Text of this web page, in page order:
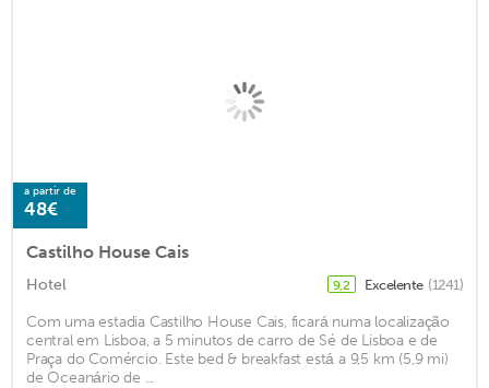
a partir de
48€
Castilho House Cais
Hotel 9,2 Excelente (1241)
Com uma estadia Castilho House Cais, ficará numa localização
central em Lisboa, a 5 minutos de carro de Sé de Lisboa e de
Praça do Comércio. Este bed & breakfast está a 9,5 km (5,9 mi)
de Oceanário de ...